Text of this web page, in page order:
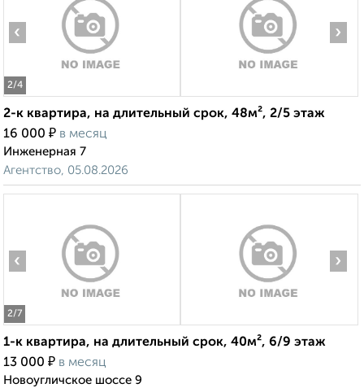
2/4
‹ ›
2-к квартира, на длительный срок, 48м², 2/5 этаж
16 000 ₽ в месяц
Инженерная 7
Агентство, 05.08.2026
2/7
‹ ›
1-к квартира, на длительный срок, 40м², 6/9 этаж
13 000 ₽ в месяц
Новоугличское шоссе 9